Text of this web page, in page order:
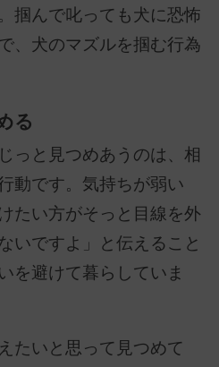
掴んで叱っても犬に恐怖
、犬のマズルを掴む行為
る
っと見つめあうのは、相
動です。気持ちが弱い
たい方がそっと目線を外
いですよ」と伝えること
を避けて暮らしていま
たいと思って見つめて